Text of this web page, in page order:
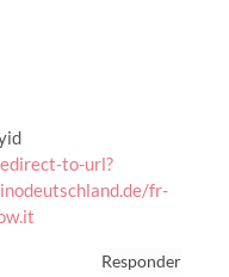
to-url?
fr-
Responder